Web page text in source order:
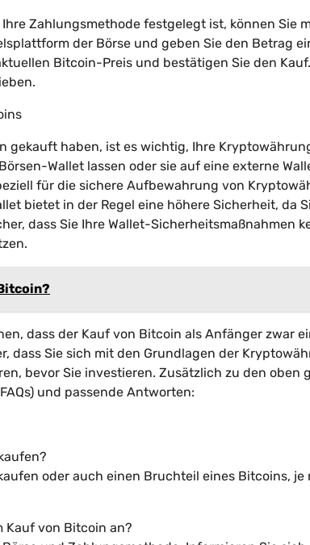
Zahlungsmethode festgelegt ist, können Sie
der Börse und geben Sie den Betrag
Bitcoin-Preis und bestätigen Sie den
gekauft haben, ist es wichtig, Ihre
Wallet lassen oder sie auf eine externe
für die sichere Aufbewahrung von
bietet in der Regel eine höhere Sicherheit, da
dass Sie Ihre Wallet-Sicherheitsmaßnahmen
dass der Kauf von Bitcoin als Anfänger zwar
dass Sie sich mit den Grundlagen der
bevor Sie investieren. Zusätzlich zu den oben
und passende Antworten:
oder auch einen Bruchteil eines Bitcoins,
Kauf von Bitcoin an?